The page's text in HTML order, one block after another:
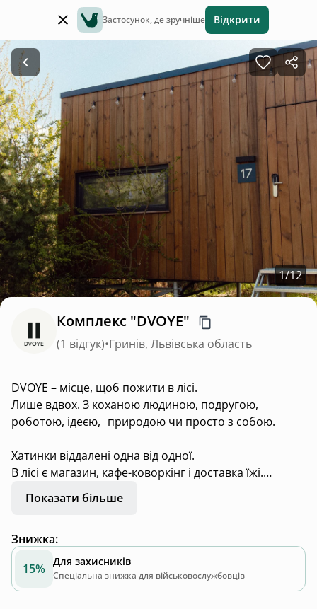
Застосунок, де зручніше Відкрити
1/12
Комплекс "DVOYE"
(1 відгук)•Гринів, Львівська область
DVOYE – місце, щоб пожити в лісі.
Лише вдвох. З коханою людиною, подругою,
роботою, ідеєю, природою чи просто з собою.
Хатинки віддалені одна від одної.
В лісі є магазин, кафе-коворкінг і доставка їжі.
24 км за Львовом.
Показати більше
Знижка:
15% Для захисників
Спеціальна знижка для військовослужбовців